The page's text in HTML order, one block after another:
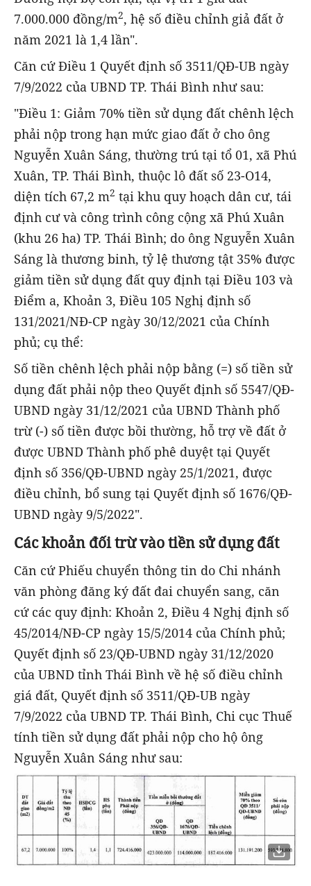
7.000.000 đồng/m2, hệ số điều chỉnh giả đất ở
năm 2021 là 1,4 lần".
Căn cứ Điều 1 Quyết định số 3511/QĐ-UB ngày
7/9/2022 của UBND TP. Thái Bình như sau:
"Điều 1: Giảm 70% tiền sử dụng đất chênh lệch
phải nộp trong hạn mức giao đất ở cho ông
Nguyễn Xuân Sáng, thường trú tại tổ 01, xã Phú
Xuân, TP. Thái Bình, thuộc lô đất số 23-O14,
diện tích 67,2 m2 tại khu quy hoạch dân cư, tái
định cư và công trình công cộng xã Phú Xuân
(khu 26 ha) TP. Thái Bình; do ông Nguyễn Xuân
Sáng là thương binh, tỷ lệ thương tật 35% được
giảm tiền sử dụng đất quy định tại Điều 103 và
Điểm a, Khoản 3, Điều 105 Nghị định số
131/2021/NĐ-CP ngày 30/12/2021 của Chính
phủ; cụ thể:
Số tiền chênh lệch phải nộp bằng (=) số tiền sử
dụng đất phải nộp theo Quyết định số 5547/QĐ-
UBND ngày 31/12/2021 của UBND Thành phố
trừ (-) số tiền được bồi thường, hỗ trợ về đất ở
được UBND Thành phố phê duyệt tại Quyết
định số 356/QĐ-UBND ngày 25/1/2021, được
điều chỉnh, bổ sung tại Quyết định số 1676/QĐ-
UBND ngày 9/5/2022".
Các khoản đối trừ vào tiền sử dụng đất
Căn cứ Phiếu chuyển thông tin do Chi nhánh
văn phòng đăng ký đất đai chuyển sang, căn
cứ các quy định: Khoản 2, Điều 4 Nghị định số
45/2014/NĐ-CP ngày 15/5/2014 của Chính phủ;
Quyết định số 23/QĐ-UBND ngày 31/12/2020
của UBND tỉnh Thái Bình về hệ số điều chỉnh
giá đất, Quyết định số 3511/QĐ-UB ngày
7/9/2022 của UBND TP. Thái Bình, Chi cục Thuế
tính tiền sử dụng đất phải nộp cho hộ ông
Nguyễn Xuân Sáng như sau: